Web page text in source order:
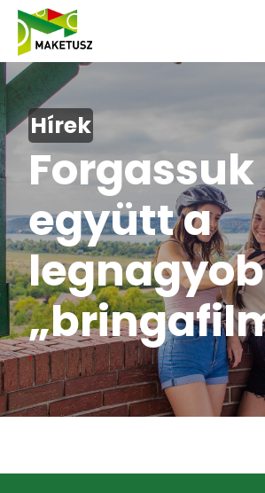
Hírek
Forgassuk
együtt a